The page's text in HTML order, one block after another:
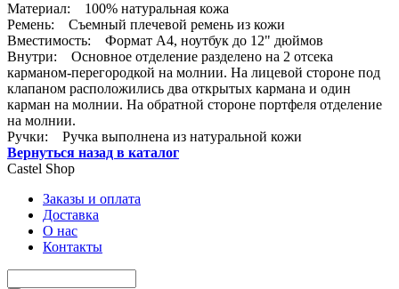
Материал: 100% натуральная кожа
Ремень: Съемный плечевой ремень из кожи
Вместимость: Формат А4, ноутбук до 12" дюймов
Внутри: Основное отделение разделено на 2 отсека
карманом-перегородкой на молнии. На лицевой стороне под
клапаном расположились два открытых кармана и один
карман на молнии. На обратной стороне портфеля отделение
на молнии.
Ручки: Ручка выполнена из натуральной кожи
Вернуться назад в каталог
Castel Shop
Заказы и оплата
Доставка
О нас
Контакты